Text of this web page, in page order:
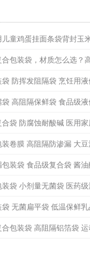
童鸡蛋挂面条袋背封玉
包装袋，材质怎么选？
防挥发阻隔袋 烹饪用
高阻隔保鲜袋 食品级
袋 防腐蚀耐酸碱 医用
卷膜 高阻隔防渗漏 大
装袋 食品级复合袋 酱
袋 小剂量无菌袋 医药
无菌扁平袋 低温保鲜
包装袋 高阻隔铝箔袋